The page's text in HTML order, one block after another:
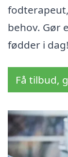
behov. Gør
fødder i dag!
Få tilbud,